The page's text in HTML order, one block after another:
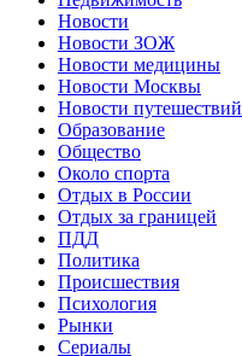
Новости
Новости ЗОЖ
Новости медицины
Новости Москвы
Новости путешествий
Образование
Общество
Около спорта
Отдых в России
Отдых за границей
ПДД
Политика
Происшествия
Психология
Рынки
Сериалы